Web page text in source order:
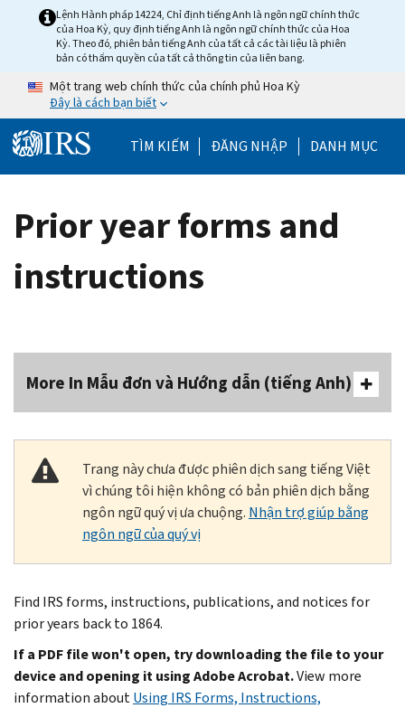
Skip to main content
Lệnh Hành pháp 14224, Chỉ định tiếng Anh là ngôn ngữ chính thức
của Hoa Kỳ, quy định tiếng Anh là ngôn ngữ chính thức của Hoa
Kỳ. Theo đó, phiên bản tiếng Anh của tất cả các tài liệu là phiên
bản có thẩm quyền của tất cả thông tin của liên bang.
Một trang web chính thức của chính phủ Hoa Kỳ
Đây là cách bạn biết
TÌM KIẾM Help Menu Mobile
ĐĂNG NHẬP DANH MỤC
Prior year forms and
instructions
More In Mẫu đơn và Hướng dẫn (tiếng Anh)
Trang này chưa được phiên dịch sang tiếng Việt
vì chúng tôi hiện không có bản phiên dịch bằng
ngôn ngữ quý vị ưa chuộng. Nhận trợ giúp bằng
ngôn ngữ của quý vị
Find IRS forms, instructions, publications, and notices for
prior years back to 1864.
If a PDF file won't open, try downloading the file to your
device and opening it using Adobe Acrobat.View more
information aboutUsing IRS Forms, Instructions,